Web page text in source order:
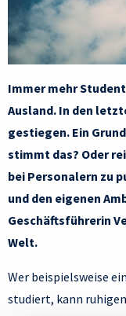
Immer mehr
Ausland. In den
gestiegen. Ein
stimmt das? Oder
bei Personalern zu
und den eigenen
Geschäftsführerin
Welt.
Wer beispielsweise
studiert, kann